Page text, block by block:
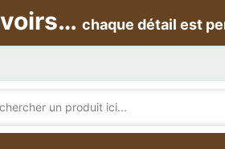
chaque détail est